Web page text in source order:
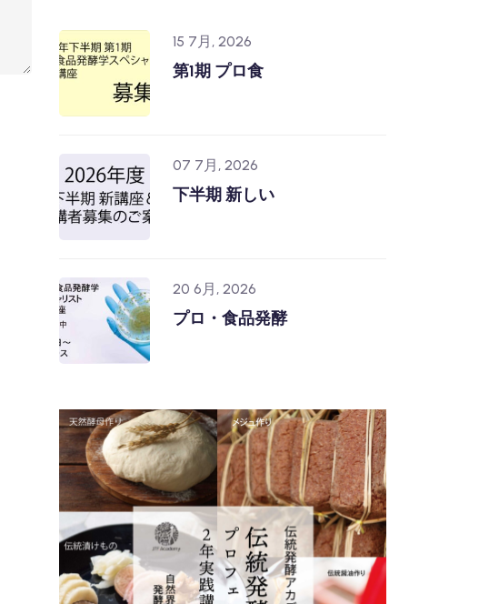
15 7月, 2026
第1期 プロ食
07 7月, 2026
下半期 新しい
20 6月, 2026
プロ・食品発酵